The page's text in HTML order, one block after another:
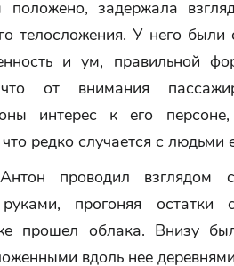
задержала
телосложения. У него были
и ум, правильной
от внимания
интерес к его
редко случается с людьми
проводил взглядом
прогоняя
прошел облака. Внизу
вдоль нее